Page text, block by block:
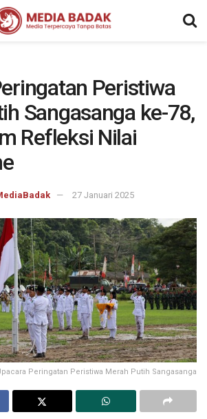
Peristiwa
Sangasanga ke-78,
Refleksi Nilai
27 Januari 2025
Peringatan Peristiwa Merah Putih Sangasanga